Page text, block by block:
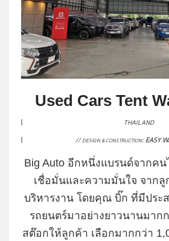
Used Cars Tent
THAILAND
//DESIGN & CONSTRUCTION:EASY
Big Auto อีกหนึ่งแบรนด์จากค
เชื่อมั่นและความมั่นใจ จากลู
บริหารงาน โดยคุณ บิ๊ก ที่มีประ
รถยนตร์มาอย่างยาวนานมาก
สต๊อกให้ลูกค้า เลือกมากกว่า